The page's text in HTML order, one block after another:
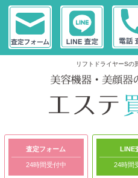
リフトドライヤーSの
査定フォーム
24時間受付中
LINE
24時間